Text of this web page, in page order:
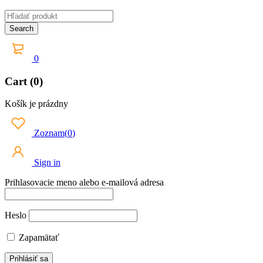
0
Cart (0)
Košík je prázdny
Zoznam(0)
Sign in
Prihlasovacie meno alebo e-mailová adresa
Heslo
Zapamätať